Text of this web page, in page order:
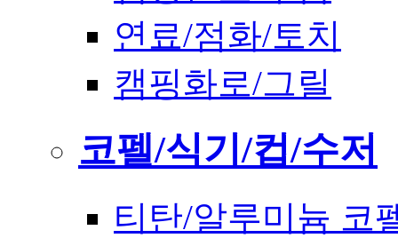
연료/점화/토치
캠핑화로/그릴
코펠/식기/컵/수저
티탄/알루미늄 코